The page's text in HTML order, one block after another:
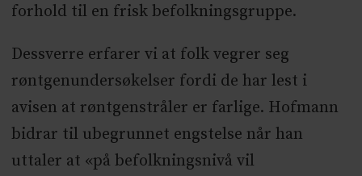
forhold til en frisk befolkningsgruppe.
Dessverre erfarer vi at folk vegrer seg
røntgenundersøkelser fordi de har lest i
avisen at røntgenstråler er farlige. Hofmann
bidrar til ubegrunnet engstelse når han
uttaler at «på befolkningsnivå vil